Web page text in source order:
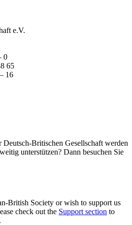
e.V.
0
65
16
Britischen Gesellschaft werden
unterstützen? Dann besuchen Sie
British Society or wish to support us
check out the Support section to